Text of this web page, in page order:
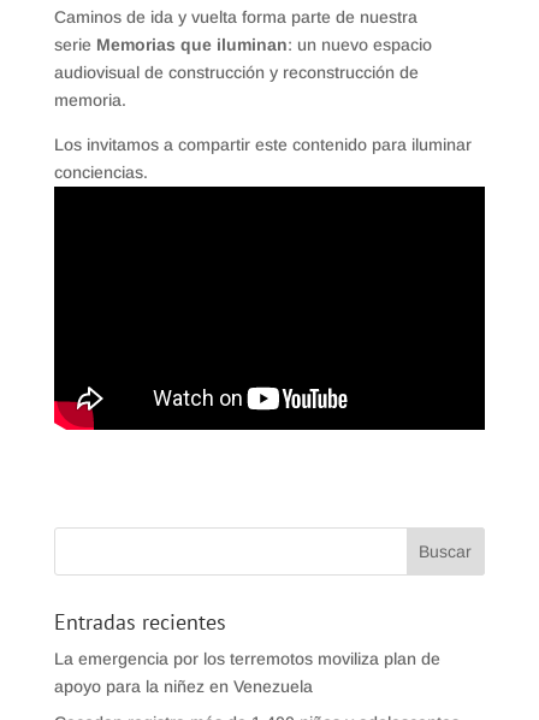
Caminos de ida y vuelta forma parte de nuestra
serie Memorias que iluminan: un nuevo espacio
audiovisual de construcción y reconstrucción de
memoria.
Los invitamos a compartir este contenido para iluminar
conciencias.
Entradas recientes
La emergencia por los terremotos moviliza plan de
apoyo para la niñez en Venezuela